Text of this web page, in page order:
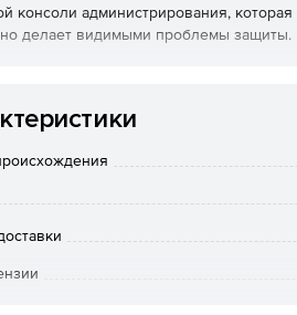
консоли администрирования,
делает видимыми проблемы защиты.
системами безопасности на
и инструментов контроля.
централизованные средства
и могут решать широкий